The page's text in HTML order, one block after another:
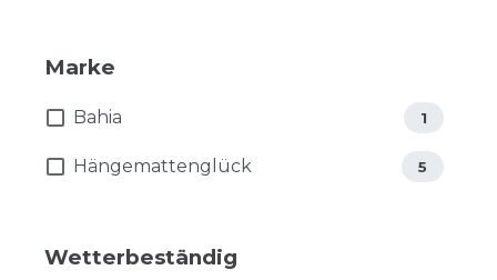
Marke
Bahia 1
Hängemattenglück 5
Wetterbeständig